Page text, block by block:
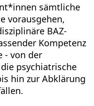
sämtliche
vorausgehen,
BAZ-
Kompetenz
- von der
psychiatrische
hin zur Abklärung